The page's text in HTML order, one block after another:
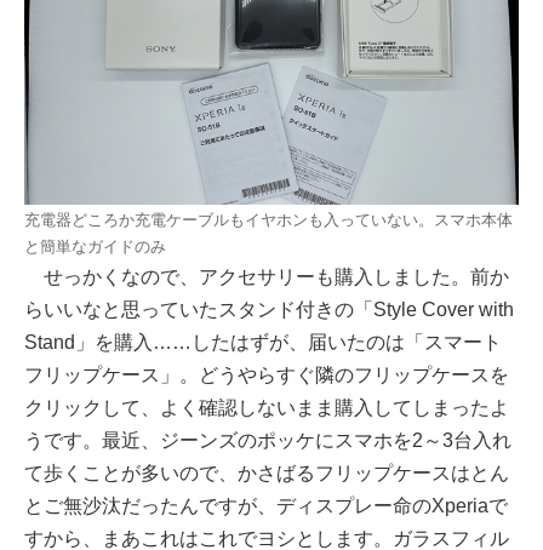
充電器どころか充電ケーブルもイヤホンも入っていない。スマホ本体
と簡単なガイドのみ
せっかくなので、アクセサリーも購入しました。前か
らいいなと思っていたスタンド付きの「Style Cover with
Stand」を購入……したはずが、届いたのは「スマート
フリップケース」。どうやらすぐ隣のフリップケースを
クリックして、よく確認しないまま購入してしまったよ
うです。最近、ジーンズのポッケにスマホを2～3台入れ
て歩くことが多いので、かさばるフリップケースはとん
とご無沙汰だったんですが、ディスプレー命のXperiaで
すから、まあこれはこれでヨシとします。ガラスフィル